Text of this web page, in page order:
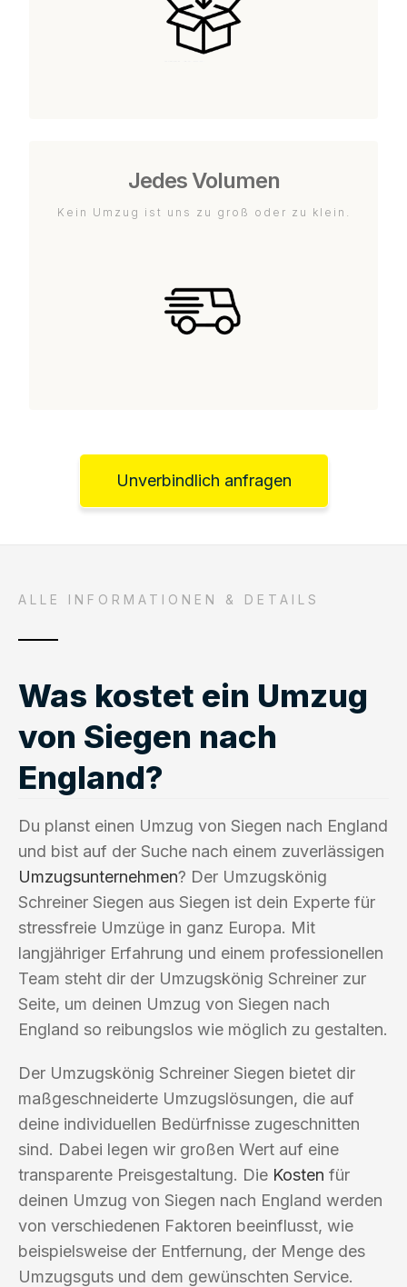
Jedes Volumen
Kein Umzug ist uns zu groß oder zu klein.
Unverbindlich anfragen
ALLE INFORMATIONEN & DETAILS
Was kostet ein Umzug
von Siegen nach
England?
Du planst einen Umzug von Siegen nach England
und bist auf der Suche nach einem zuverlässigen
Umzugsunternehmen? Der Umzugskönig
Schreiner Siegen aus Siegen ist dein Experte für
stressfreie Umzüge in ganz Europa. Mit
langjähriger Erfahrung und einem professionellen
Team steht dir der Umzugskönig Schreiner zur
Seite, um deinen Umzug von Siegen nach
England so reibungslos wie möglich zu gestalten.
Der Umzugskönig Schreiner Siegen bietet dir
maßgeschneiderte Umzugslösungen, die auf
deine individuellen Bedürfnisse zugeschnitten
sind. Dabei legen wir großen Wert auf eine
transparente Preisgestaltung. Die Kosten für
deinen Umzug von Siegen nach England werden
von verschiedenen Faktoren beeinflusst, wie
beispielsweise der Entfernung, der Menge des
Umzugsguts und dem gewünschten Service.